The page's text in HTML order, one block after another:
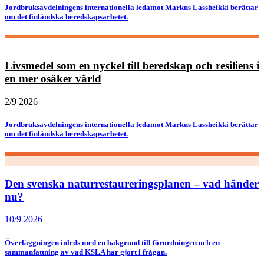
Jordbruksavdelningens internationella ledamot Markus Lassheikki berättar
om det finländska beredskapsarbetet.
Livsmedel som en nyckel till beredskap och resiliens i
en mer osäker värld
2/9 2026
Jordbruksavdelningens internationella ledamot Markus Lassheikki berättar
om det finländska beredskapsarbetet.
Den svenska naturrestaureringsplanen – vad händer
nu?
10/9 2026
Överläggningen inleds med en bakgrund till förordningen och en
sammanfattning av vad KSLA har gjort i frågan.